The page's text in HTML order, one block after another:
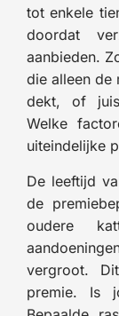
tot enkele
doordat
aanbieden.
die alleen de
dekt, of
Welke
uiteindelijke
De leeftijd
de
oudere
vergroot.
premie. Is